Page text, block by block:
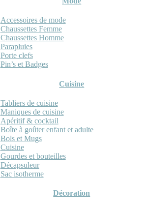
Accessoires de mode
Chaussettes Femme
Chaussettes Homme
Parapluies
Porte clefs
Pin’s et Badges
Cuisine
Tabliers de cuisine
Maniques de cuisine
Apéritif & cocktail
Boîte à goûter enfant et adulte
Bols et Mugs
Cuisine
Gourdes et bouteilles
Décapsuleur
Sac isotherme
Décoration